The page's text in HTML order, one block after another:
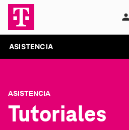
ASISTENCIA
ASISTENCIA
Tutoriales